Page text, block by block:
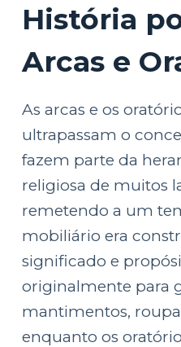
História
Arcas e
As arcas e os
ultrapassam o
fazem parte da
religiosa de muitos
remetendo a um
mobiliário era
significado e
originalmente para
mantimentos,
enquanto os